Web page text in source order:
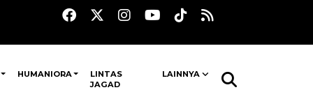
HUMANIORA
LINTAS
JAGAD
LAINNYA